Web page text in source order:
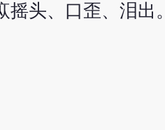
头、口歪、泪出。